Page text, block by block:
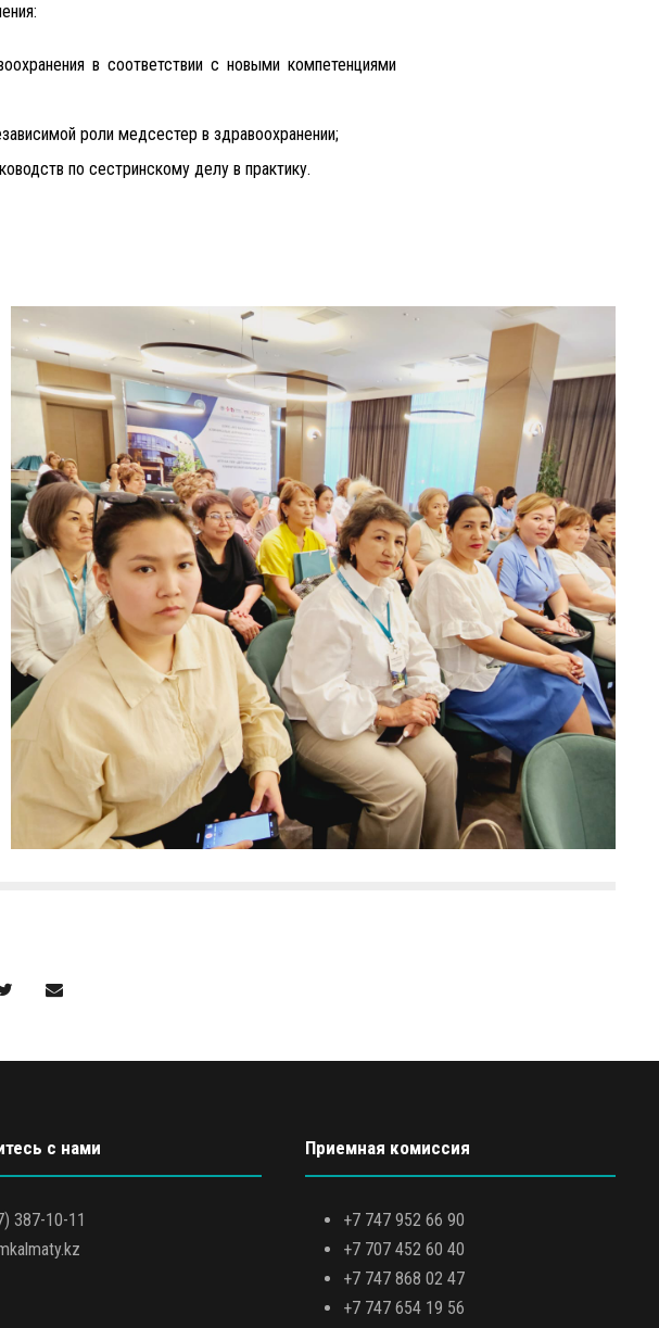
в соответствии с новыми компетенциями
роли медсестер в здравоохранении;
по сестринскому делу в практику.
с нами
387-10-11
Приемная комиссия
+7 747 952 66 90
+7 707 452 60 40
+7 747 868 02 47
+7 747 654 19 56